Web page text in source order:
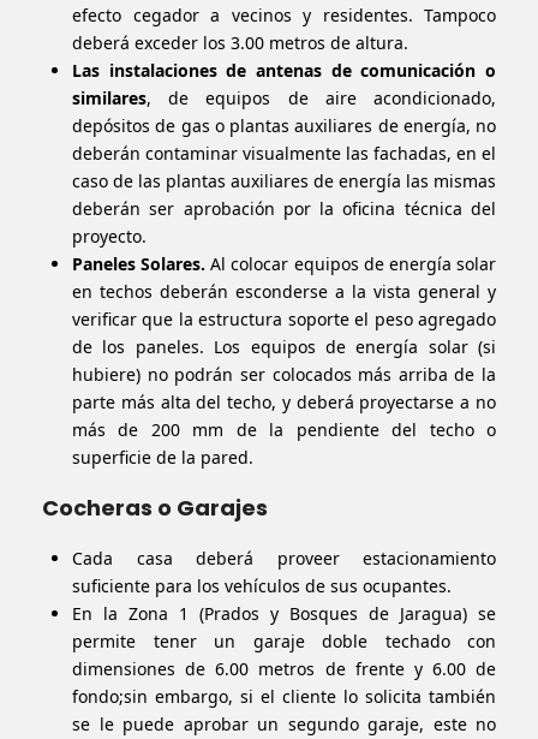
efecto cegador a vecinos y residentes. Tampoco
deberá exceder los 3.00 metros de altura.
Las instalaciones de antenas de comunicación o
similares, de equipos de aire acondicionado,
depósitos de gas o plantas auxiliares de energía, no
deberán contaminar visualmente las fachadas, en el
caso de las plantas auxiliares de energía las mismas
deberán ser aprobación por la oficina técnica del
proyecto.
Paneles Solares. Al colocar equipos de energía solar
en techos deberán esconderse a la vista general y
verificar que la estructura soporte el peso agregado
de los paneles. Los equipos de energía solar (si
hubiere) no podrán ser colocados más arriba de la
parte más alta del techo, y deberá proyectarse a no
más de 200 mm de la pendiente del techo o
superficie de la pared.
Cocheras o Garajes
Cada casa deberá proveer estacionamiento
suficiente para los vehículos de sus ocupantes.
En la Zona 1 (Prados y Bosques de Jaragua) se
permite tener un garaje doble techado con
dimensiones de 6.00 metros de frente y 6.00 de
fondo;sin embargo, si el cliente lo solicita también
se le puede aprobar un segundo garaje, este no